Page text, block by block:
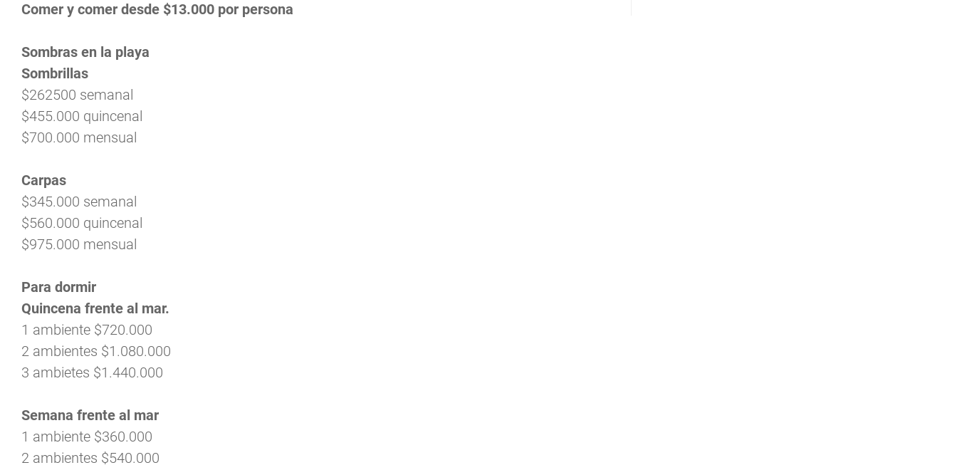
Comer y comer desde $13.000 por persona
Sombras en la playa
Sombrillas
$262500 semanal
$455.000 quincenal
$700.000 mensual
Carpas
$345.000 semanal
$560.000 quincenal
$975.000 mensual
Para dormir
Quincena frente al mar.
1 ambiente $720.000
2 ambientes $1.080.000
3 ambietes $1.440.000
Semana frente al mar
1 ambiente $360.000
2 ambientes $540.000